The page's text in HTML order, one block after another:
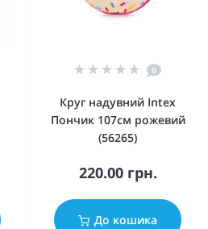
0
Круг надувний Intex
Пончик 107см рожевий
(56265)
220.00 грн.
До кошика